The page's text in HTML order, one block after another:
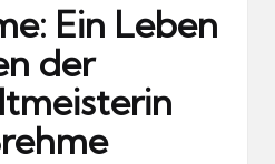
Ein Leben
der